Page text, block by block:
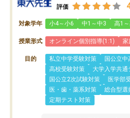
評価
対象学年 小4～小6 中1～中3 高1
授業形式 オンライン個別指導(1:1) 家
目的 私立中学受験対策
国公立
高校受験対策
大学入学共通
国公立2次試験対策
医学部
医・歯・薬系対策
総合型選
定期テスト対策